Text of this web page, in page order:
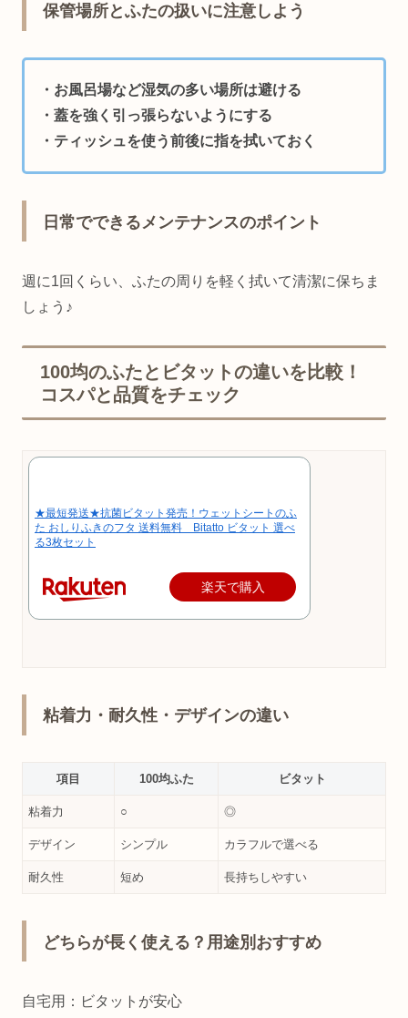
保管場所とふたの扱いに注意しよう
・お風呂場など湿気の多い場所は避ける
・蓋を強く引っ張らないようにする
・ティッシュを使う前後に指を拭いておく
日常でできるメンテナンスのポイント
週に1回くらい、ふたの周りを軽く拭いて清潔に保ちま
しょう♪
100均のふたとビタットの違いを比較！
コスパと品質をチェック
★最短発送★抗菌ビタット発売！ウェットシートのふ
た おしりふきのフタ 送料無料 Bitatto ビタット 選べ
る3枚セット
楽天で購入
粘着力・耐久性・デザインの違い
項目 100均ふた ビタット
粘着力 ○ ◎
デザイン シンプル カラフルで選べる
耐久性 短め 長持ちしやすい
どちらが長く使える？用途別おすすめ
自宅用：ビタットが安心